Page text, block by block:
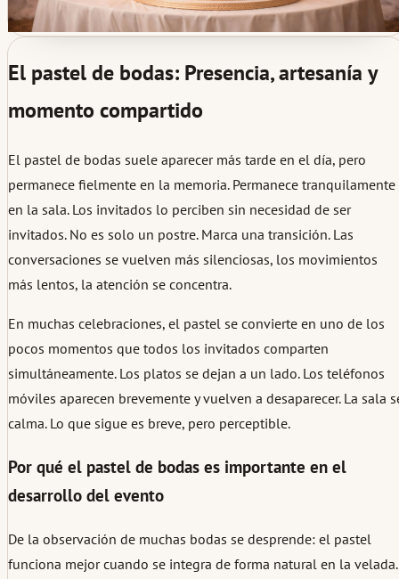
El pastel de bodas: Presencia, artesanía y
momento compartido
El pastel de bodas suele aparecer más tarde en el día, pero
permanece fielmente en la memoria. Permanece tranquilamente
en la sala. Los invitados lo perciben sin necesidad de ser
invitados. No es solo un postre. Marca una transición. Las
conversaciones se vuelven más silenciosas, los movimientos
más lentos, la atención se concentra.
En muchas celebraciones, el pastel se convierte en uno de los
pocos momentos que todos los invitados comparten
simultáneamente. Los platos se dejan a un lado. Los teléfonos
móviles aparecen brevemente y vuelven a desaparecer. La sala
calma. Lo que sigue es breve, pero perceptible.
Por qué el pastel de bodas es importante en el
desarrollo del evento
De la observación de muchas bodas se desprende: el pastel
funciona mejor cuando se integra de forma natural en la velada.